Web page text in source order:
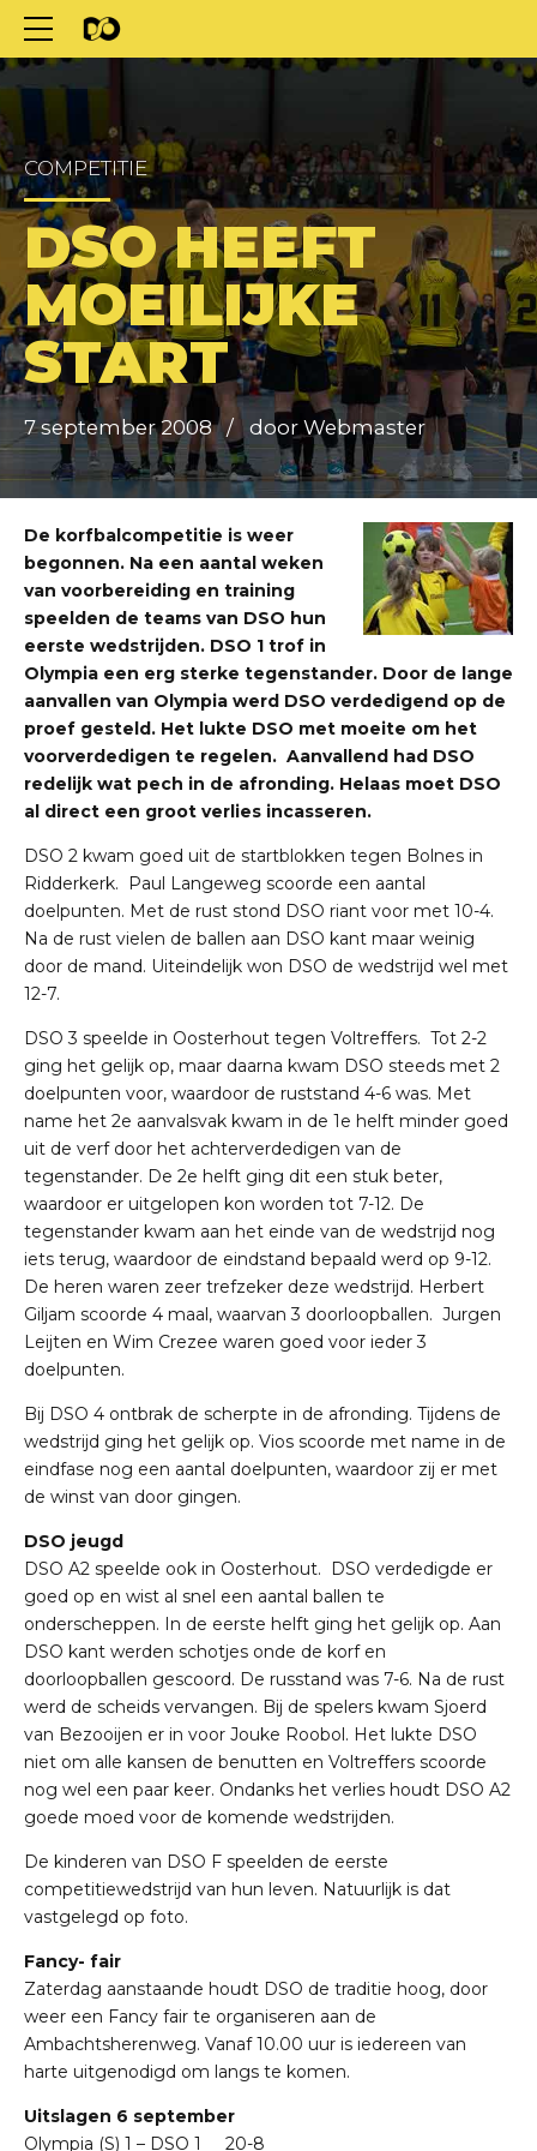
COMPETITIE
DSO HEEFT
MOEILIJKE
START
7 september 2008 door Webmaster
De korfbalcompetitie is weer
begonnen. Na een aantal weken
van voorbereiding en training
speelden de teams van DSO hun
eerste wedstrijden. DSO 1 trof in
Olympia een erg sterke tegenstander. Door de lange
aanvallen van Olympia werd DSO verdedigend op de
proef gesteld. Het lukte DSO met moeite om het
voorverdedigen te regelen. Aanvallend had DSO
redelijk wat pech in de afronding. Helaas moet DSO
al direct een groot verlies incasseren.
DSO 2 kwam goed uit de startblokken tegen Bolnes in
Ridderkerk. Paul Langeweg scoorde een aantal
doelpunten. Met de rust stond DSO riant voor met 10-4.
Na de rust vielen de ballen aan DSO kant maar weinig
door de mand. Uiteindelijk won DSO de wedstrijd wel met
12-7.
DSO 3 speelde in Oosterhout tegen Voltreffers. Tot 2-2
ging het gelijk op, maar daarna kwam DSO steeds met 2
doelpunten voor, waardoor de ruststand 4-6 was. Met
name het 2e aanvalsvak kwam in de 1e helft minder goed
uit de verf door het achterverdedigen van de
tegenstander. De 2e helft ging dit een stuk beter,
waardoor er uitgelopen kon worden tot 7-12. De
tegenstander kwam aan het einde van de wedstrijd nog
iets terug, waardoor de eindstand bepaald werd op 9-12.
De heren waren zeer trefzeker deze wedstrijd. Herbert
Giljam scoorde 4 maal, waarvan 3 doorloopballen. Jurgen
Leijten en Wim Crezee waren goed voor ieder 3
doelpunten.
Bij DSO 4 ontbrak de scherpte in de afronding. Tijdens de
wedstrijd ging het gelijk op. Vios scoorde met name in de
eindfase nog een aantal doelpunten, waardoor zij er met
de winst van door gingen.
DSO jeugd
DSO A2 speelde ook in Oosterhout. DSO verdedigde er
goed op en wist al snel een aantal ballen te
onderscheppen. In de eerste helft ging het gelijk op. Aan
DSO kant werden schotjes onde de korf en
doorloopballen gescoord. De russtand was 7-6. Na de rust
werd de scheids vervangen. Bij de spelers kwam Sjoerd
van Bezooijen er in voor Jouke Roobol. Het lukte DSO
niet om alle kansen de benutten en Voltreffers scoorde
nog wel een paar keer. Ondanks het verlies houdt DSO A2
goede moed voor de komende wedstrijden.
De kinderen van DSO F speelden de eerste
competitiewedstrijd van hun leven. Natuurlijk is dat
vastgelegd op foto.
Fancy- fair
Zaterdag aanstaande houdt DSO de traditie hoog, door
weer een Fancy fair te organiseren aan de
Ambachtsherenweg. Vanaf 10.00 uur is iedereen van
harte uitgenodigd om langs te komen.
Uitslagen 6 september
Olympia (S) 1 – DSO 1 20-8